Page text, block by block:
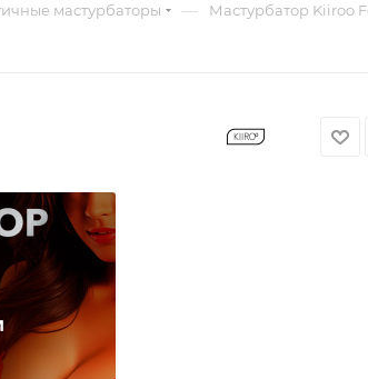
мастурбаторы — Мастурбатор Kiiroo